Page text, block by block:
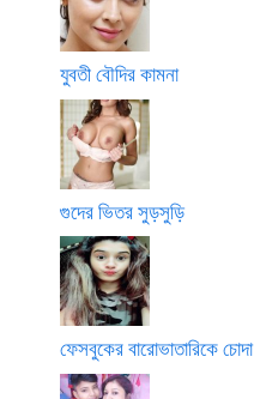
যুবতী বৌদির কামনা
গুদের ভিতর সুড়সুড়ি
ফেসবুকের বারোভাতারিকে চোদা